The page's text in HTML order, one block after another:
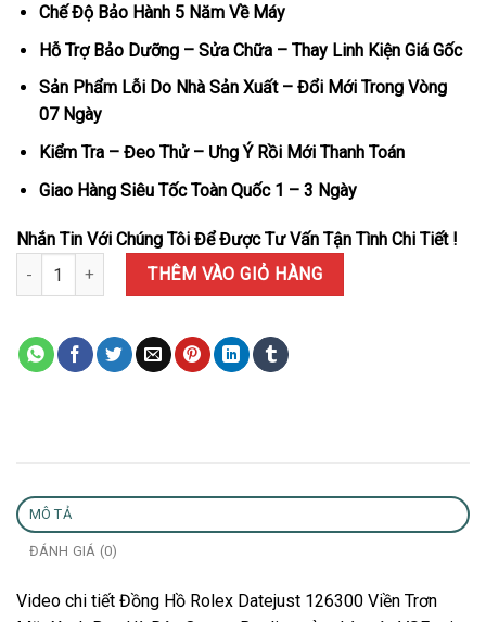
Chế Độ Bảo Hành 5 Năm Về Máy
Hỗ Trợ Bảo Dưỡng – Sửa Chữa – Thay Linh Kiện Giá Gốc
Sản Phẩm Lỗi Do Nhà Sản Xuất – Đổi Mới Trong Vòng
07 Ngày
Kiểm Tra – Đeo Thử – Ưng Ý Rồi Mới Thanh Toán
Giao Hàng Siêu Tốc Toàn Quốc 1 – 3 Ngày
Nhắn Tin Với Chúng Tôi Để Được Tư Vấn Tận Tình Chi Tiết !
Đồng Hồ Rolex Datejust 126300 Viền Trơn Mặt Xanh Bạc Hà Dây
THÊM VÀO GIỎ HÀNG
MÔ TẢ
ĐÁNH GIÁ (0)
Video chi tiết Đồng Hồ Rolex Datejust 126300 Viền Trơn